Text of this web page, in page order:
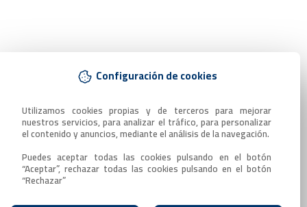
Configuración de cookies
Utilizamos cookies propias y de terceros para mejorar
nuestros servicios, para analizar el tráfico, para personalizar
el contenido y anuncios, mediante el análisis de la navegación.
Puedes aceptar todas las cookies pulsando en el botón
“Aceptar”, rechazar todas las cookies pulsando en el botón
“Rechazar”